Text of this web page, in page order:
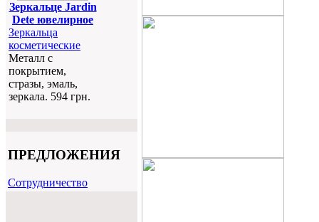
Зеркальце Jardin
Dete ювелирное
Зеркальца
косметические
Металл с
покрытием,
стразы, эмаль,
зеркала. 594 грн.
ПРЕДЛОЖЕНИЯ
Cотрудничество